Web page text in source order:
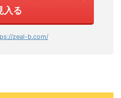
入る
zeal-b.com/